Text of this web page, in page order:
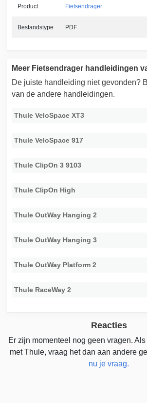
Product Fietsendrager
Bestandstype PDF
Meer Fietsendrager handleidingen
De juiste handleiding niet gevonden?
van de andere handleidingen.
Thule VeloSpace XT3
Thule VeloSpace 917
Thule ClipOn 3 9103
Thule ClipOn High
Thule OutWay Hanging 2
Thule OutWay Hanging 3
Thule OutWay Platform 2
Thule RaceWay 2
Reacties
Er zijn momenteel nog geen vragen.
met Thule, vraag het dan aan andere
nu je vraag.